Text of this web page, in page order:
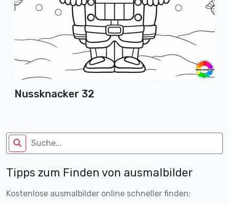
Nussknacker 32
Tipps zum Finden von ausmalbilder
Kostenlose ausmalbilder online schneller finden: